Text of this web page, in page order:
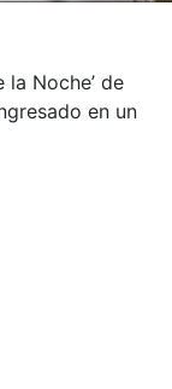
la Noche’ de
en un